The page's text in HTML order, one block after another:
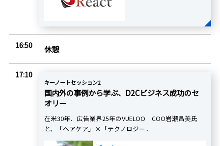
16:50 休憩
17:10
キーノートセッション2
国内外の事例から学ぶ、D2Cビジネス成功のセ
オリー
在米30年、広告業界25年のVUELOO COO岩瀬昌美氏
と、「ヘアケア」×「テクノロジー...